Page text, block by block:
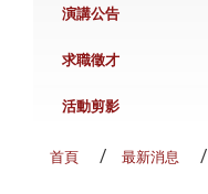
演講公告
求職徵才
活動剪影
首頁 最新消息